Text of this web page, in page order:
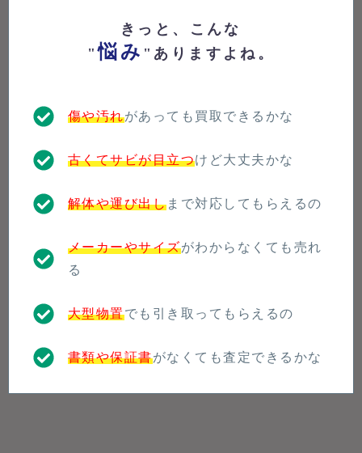
きっと、こんな
"悩み "ありますよね。
傷や汚れがあっても買取できるかな
古くてサビが目立つけど大丈夫かな
解体や運び出しまで対応してもらえるの
メーカーやサイズがわからなくても売れ
る
大型物置でも引き取ってもらえるの
書類や保証書がなくても査定できるかな